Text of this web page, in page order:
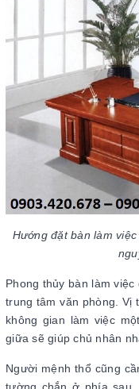
Hướng đặt bàn làm
Phong thủy bàn làm
trung tâm văn phòng. Vị
không gian làm việc
giữa sẽ giúp chủ nhân
Người mệnh thổ cũng
tường chắn ở phía